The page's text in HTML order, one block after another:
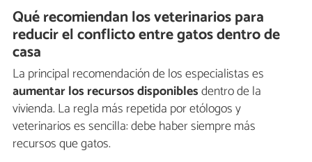
Qué recomiendan los veterinarios para
reducir el conflicto entre gatos dentro de
casa
La principal recomendación de los especialistas es
aumentar los recursos disponiblesdentro de la
vivienda. La regla más repetida por etólogos y
veterinarios es sencilla: debe haber siempre más
recursos que gatos.